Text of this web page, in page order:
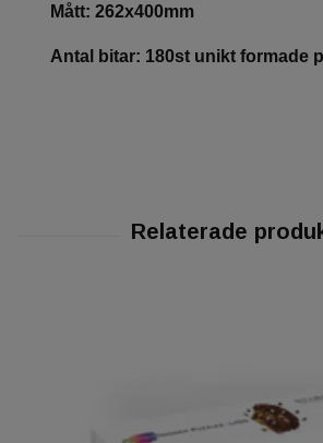
Mått: 262x400mm
Antal bitar: 180st unikt formade